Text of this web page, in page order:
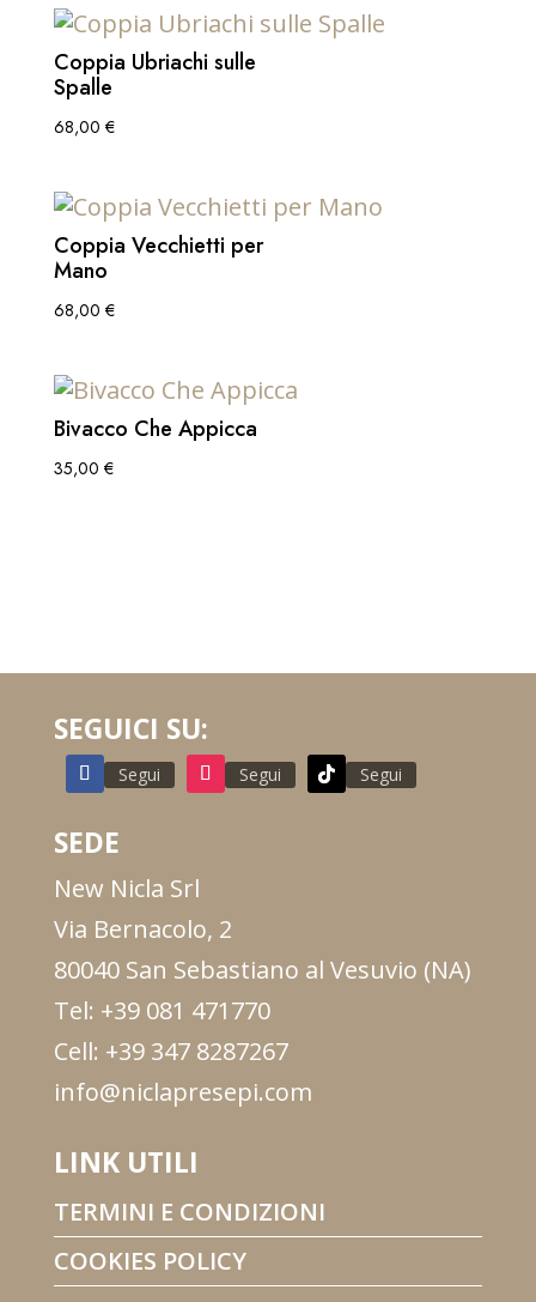
Coppia Ubriachi sulle
Spalle
68,00 €
Coppia Vecchietti per
Mano
68,00 €
Bivacco Che Appicca
35,00 €
SEGUICI SU:
Segui Segui Segui
SEDE
New Nicla Srl
Via Bernacolo, 2
80040 San Sebastiano al Vesuvio (NA)
Tel: +39 081 471770
Cell: +39 347 8287267
info@niclapresepi.com
LINK UTILI
TERMINI E CONDIZIONI
COOKIES POLICY